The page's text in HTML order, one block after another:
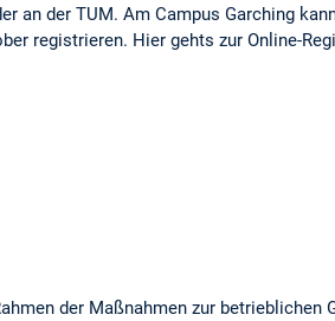
an der TUM. Am Campus Garching
registrieren. Hier gehts zur Online-
der Maßnahmen zur betrieblichen